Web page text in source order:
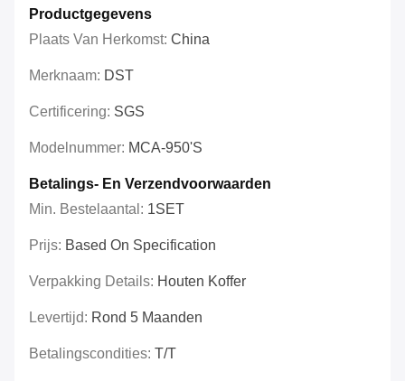
Productgegevens
Plaats Van Herkomst: China
Merknaam: DST
Certificering: SGS
Modelnummer: MCA-950's
Betalings- En Verzendvoorwaarden
Min. Bestelaantal: 1SET
Prijs: Based On Specification
Verpakking Details: Houten Koffer
Levertijd: Rond 5 Maanden
Betalingscondities: T/T